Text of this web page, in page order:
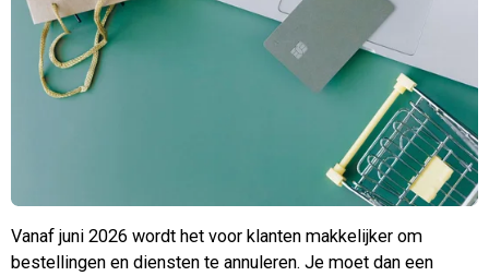
Vanaf juni 2026 wordt het voor klanten makkelijker om
bestellingen en diensten te annuleren. Je moet dan een